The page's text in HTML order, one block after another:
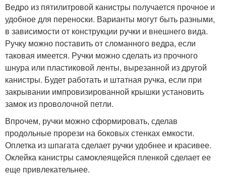
Ведро из пятилитровой канистры получается прочное и
удобное для переноски. Варианты могут быть разными,
в зависимости от конструкции ручки и внешнего вида.
Ручку можно поставить от сломанного ведра, если
таковая имеется. Ручки можно сделать из прочного
шнура или пластиковой ленты, вырезанной из другой
канистры. Будет работать и штатная ручка, если при
закрывании импровизированной крышки установить
замок из проволочной петли.
Впрочем, ручки можно сформировать, сделав
продольные прорези на боковых стенках емкости.
Оплетка из шпагата сделает ручки удобнее и красивее.
Оклейка канистры самоклеящейся пленкой сделает ее
еще привлекательнее.